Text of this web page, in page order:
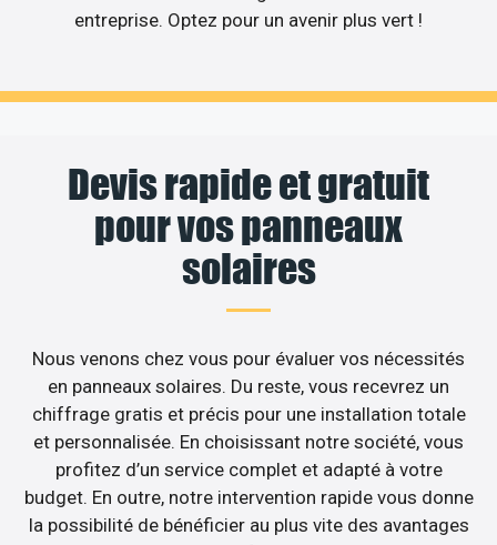
entreprise. Optez pour un avenir plus vert !
Devis rapide et gratuit
pour vos panneaux
solaires
Nous venons chez vous pour évaluer vos nécessités
en panneaux solaires. Du reste, vous recevrez un
chiffrage gratis et précis pour une installation totale
et personnalisée. En choisissant notre société, vous
profitez d’un service complet et adapté à votre
budget. En outre, notre intervention rapide vous donne
la possibilité de bénéficier au plus vite des avantages